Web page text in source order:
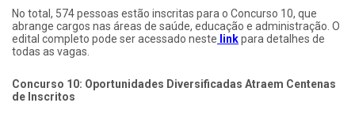
No total, 574 pessoas estão inscritas para o Concurso 10, que
abrange cargos nas áreas de saúde, educação e administração. O
edital completo pode ser acessado neste linkpara detalhes de
todas as vagas.
Concurso 10: Oportunidades Diversificadas Atraem Centenas
de Inscritos